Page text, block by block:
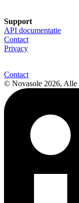
Support
API documentatie
Contact
Privacy
Contact
© Novasole 2026, Alle